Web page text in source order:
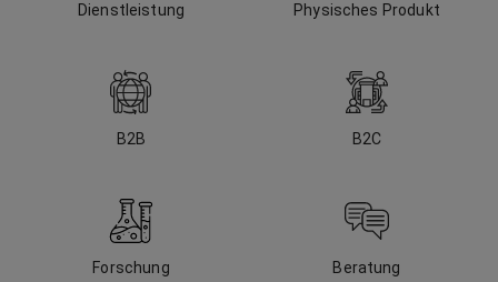
Dienstleistung Physisches Produkt
B2B B2C
Forschung Beratung